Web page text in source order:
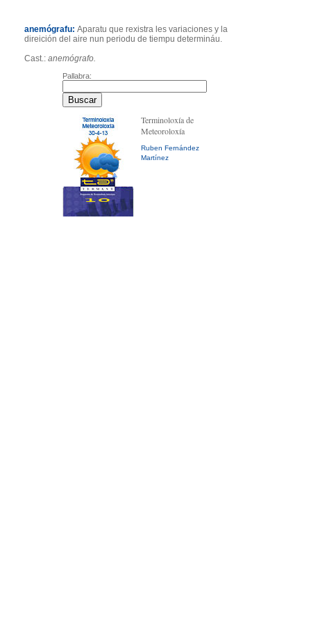
anemógrafu: Aparatu que rexistra les variaciones y la
direición del aire nun periodu de tiempu determináu.
Cast.: anemógrafo.
Pallabra:
Terminoloxía de
Meteoroloxía
Ruben Fernández
Martínez